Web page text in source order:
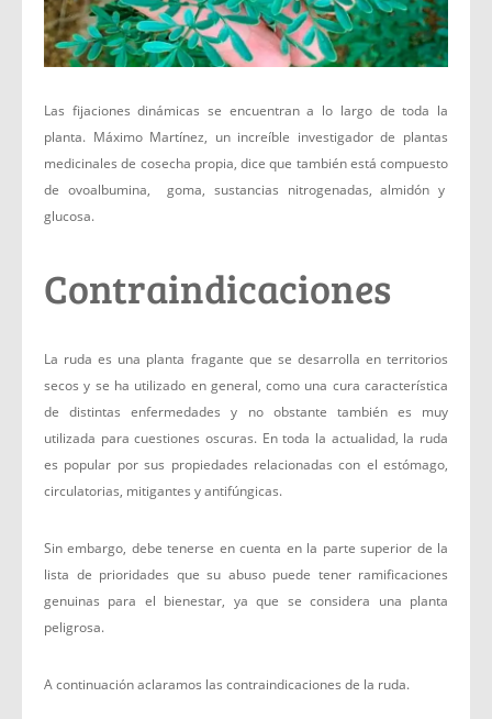
Las fijaciones dinámicas se encuentran a lo largo de toda la
planta. Máximo Martínez, un increíble investigador de plantas
medicinales de cosecha propia, dice que también está compuesto
de ovoalbumina, goma, sustancias nitrogenadas, almidón y
glucosa.
Contraindicaciones
La ruda es una planta fragante que se desarrolla en territorios
secos y se ha utilizado en general, como una cura característica
de distintas enfermedades y no obstante también es muy
utilizada para cuestiones oscuras. En toda la actualidad, la ruda
es popular por sus propiedades relacionadas con el estómago,
circulatorias, mitigantes y antifúngicas.
Sin embargo, debe tenerse en cuenta en la parte superior de la
lista de prioridades que su abuso puede tener ramificaciones
genuinas para el bienestar, ya que se considera una planta
peligrosa.
A continuación aclaramos las contraindicaciones de la ruda.